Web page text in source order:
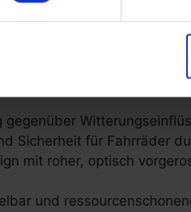
gegenüber
Sicherheit für Fahrräder
mit roher, optisch
und